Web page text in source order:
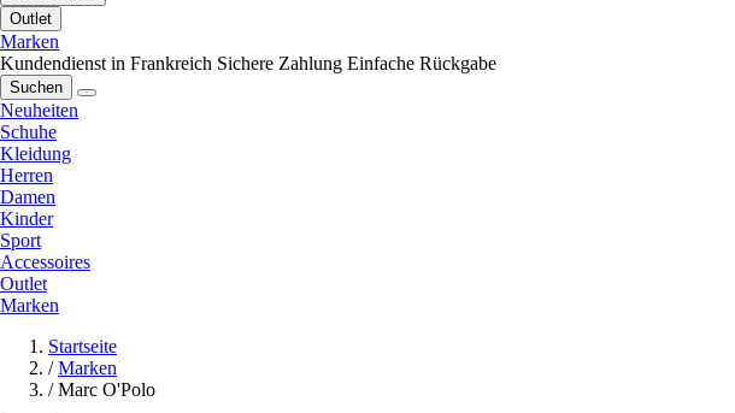
Outlet
Marken
Kundendienst in Frankreich Sichere Zahlung Einfache Rückgabe
Suchen
Neuheiten
Schuhe
Kleidung
Herren
Damen
Kinder
Sport
Accessoires
Outlet
Marken
Startseite
/ Marken
/ Marc O'Polo